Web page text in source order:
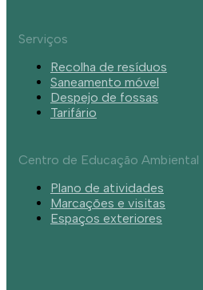
Serviços
Recolha de resíduos
Saneamento móvel
Despejo de fossas
Tarifário
Centro de Educação Ambiental
Plano de atividades
Marcações e visitas
Espaços exteriores